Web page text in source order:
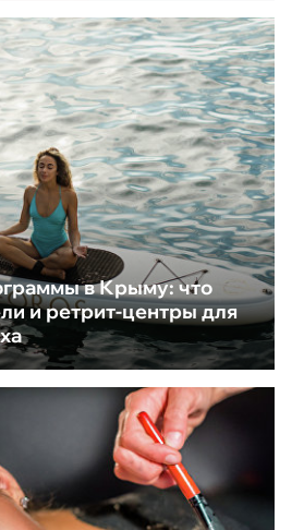
в Крыму: что
и ретрит-центры для